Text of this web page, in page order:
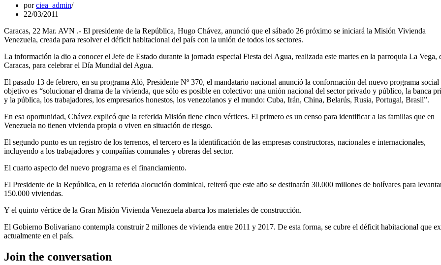
porciea_admin
22/03/2011
Caracas, 22 Mar. AVN .- El presidente de la República, Hugo Chávez, anunció que el sábado 26 próximo se iniciará la Misión Vivienda
Venezuela, creada para resolver el déficit habitacional del país con la unión de todos los sectores.
La información la dio a conocer el Jefe de Estado durante la jornada especial Fiesta del Agua, realizada este martes en la parroquia La Vega,
Caracas, para celebrar el Día Mundial del Agua.
El pasado 13 de febrero, en su programa Aló, Presidente Nº 370, el mandatario nacional anunció la conformación del nuevo programa
objetivo es “solucionar el drama de la vivienda, que sólo es posible en colectivo: una unión nacional del sector privado y público, la banca
y la pública, los trabajadores, los empresarios honestos, los venezolanos y el mundo: Cuba, Irán, China, Belarús, Rusia, Portugal, Brasil”.
En esa oportunidad, Chávez explicó que la referida Misión tiene cinco vértices. El primero es un censo para identificar a las familias que en
Venezuela no tienen vivienda propia o viven en situación de riesgo.
El segundo punto es un registro de los terrenos, el tercero es la identificación de las empresas constructoras, nacionales e internacionales,
incluyendo a los trabajadores y compañías comunales y obreras del sector.
El cuarto aspecto del nuevo programa es el financiamiento.
El Presidente de la República, en la referida alocución dominical, reiteró que este año se destinarán 30.000 millones de bolívares para
150.000 viviendas.
Y el quinto vértice de la Gran Misión Vivienda Venezuela abarca los materiales de construcción.
El Gobierno Bolivariano contempla construir 2 millones de vivienda entre 2011 y 2017. De esta forma, se cubre el déficit habitacional que
actualmente en el país.
Join the conversation